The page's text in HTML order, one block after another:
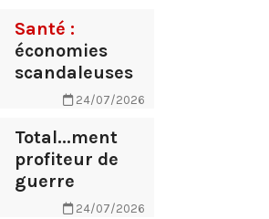
Santé :
économies
scandaleuses
24/07/2026
Total...ment
profiteur de
guerre
24/07/2026